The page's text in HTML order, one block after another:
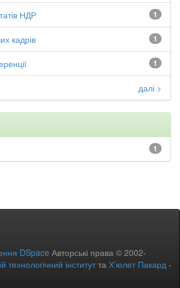
1
НДР
1
кадрів
1
далі >
1
DSpace Авторські права © 2002-
технологічний інститутта Х’юлет Пакард -